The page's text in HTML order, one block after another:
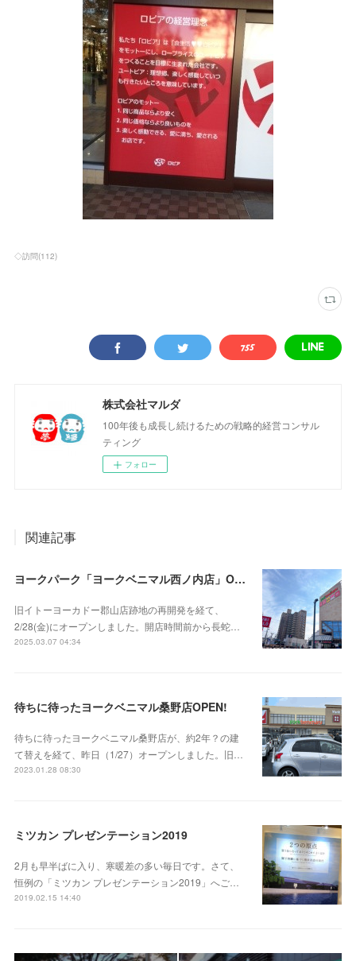
◇訪問(112)
株式会社マルダ
100年後も成長し続けるための戦略的経営コンサル
ティング
フォロー
関連記事
ヨークパーク「ヨークベニマル西ノ内店」OPEN‼
旧イトーヨーカドー郡山店跡地の再開発を経て、
2/28(金)にオープンしました。開店時間前から長蛇…
2025.03.07 04:34
待ちに待ったヨークベニマル桑野店OPEN!
待ちに待ったヨークベニマル桑野店が、約2年？の建
て替えを経て、昨日（1/27）オープンしました。旧…
2023.01.28 08:30
ミツカン プレゼンテーション2019
2月も早半ばに入り、寒暖差の多い毎日です。さて、
恒例の「ミツカン プレゼンテーション2019」へご…
2019.02.15 14:40